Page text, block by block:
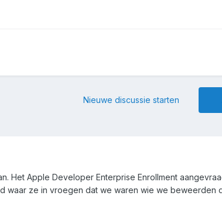
Nieuwe discussie starten
Het Apple Developer Enterprise Enrollment
ze in vroegen dat we waren wie we beweerden